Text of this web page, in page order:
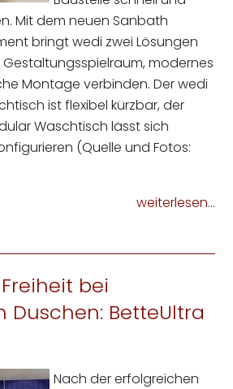
Mit dem neuen Sanbath
bringt wedi zwei Lösungen
modernes
Montage verbinden. Der wedi
ist flexibel kürzbar, der
Waschtisch lässt sich
(Quelle und Fotos:
weiterlesen...
bei
Duschen: BetteUltra
Nach der erfolgreichen